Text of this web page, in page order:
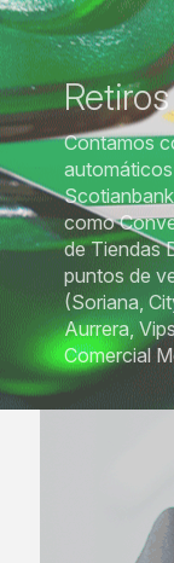
Contamos
como
de Tiendas
puntos de
(Soriana,
Aurrera,
Comercial